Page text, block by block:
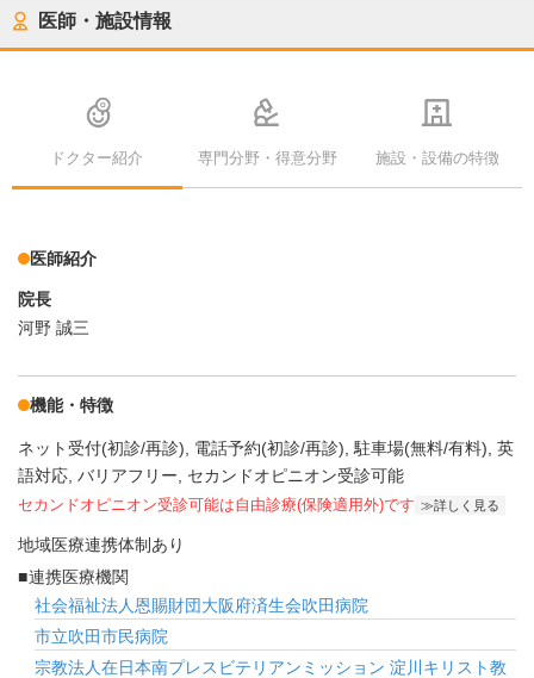
医師・施設情報
ドクター紹介 専門分野・得意分野 施設・設備の特徴
医師紹介
院長
河野 誠三
機能・特徴
ネット受付(初診/再診) 電話予約(初診/再診) 駐車場(無料/有料) 英
語対応 バリアフリー セカンドオピニオン受診可能
セカンドオピニオン受診可能は自由診療(保険適用外)です 詳しく見る
地域医療連携体制あり
連携医療機関
社会福祉法人恩賜財団大阪府済生会吹田病院
市立吹田市民病院
宗教法人在日本南プレスビテリアンミッション 淀川キリスト教